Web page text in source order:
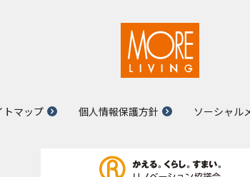
トマップ 個人情報保護方針 ソーシャル